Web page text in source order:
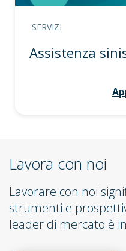
SERVIZI
Assistenza
Lavora con noi
Lavorare con noi
strumenti e
leader di mercato è